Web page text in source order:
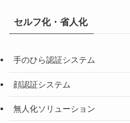
セルフ化・省人化
手のひら認証システム
顔認証システム
無人化ソリューション